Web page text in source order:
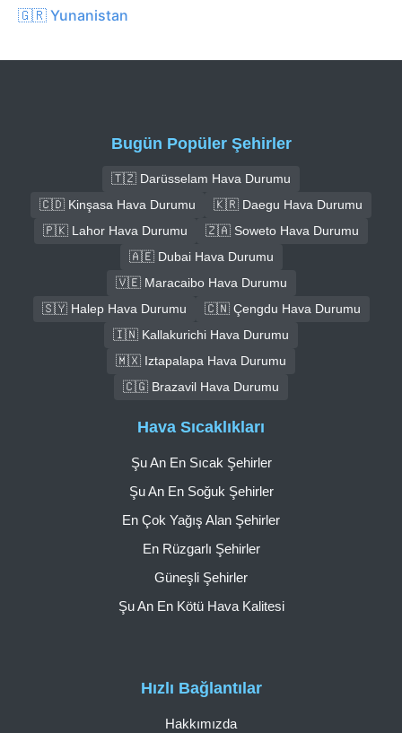
🇬🇷 Yunanistan
Bugün Popüler Şehirler
🇹🇿 Darüsselam Hava Durumu
🇨🇩 Kinşasa Hava Durumu
🇰🇷 Daegu Hava Durumu
🇵🇰 Lahor Hava Durumu
🇿🇦 Soweto Hava Durumu
🇦🇪 Dubai Hava Durumu
🇻🇪 Maracaibo Hava Durumu
🇸🇾 Halep Hava Durumu
🇨🇳 Çengdu Hava Durumu
🇮🇳 Kallakurichi Hava Durumu
🇲🇽 Iztapalapa Hava Durumu
🇨🇬 Brazavil Hava Durumu
Hızlı Bağlantılar
Hakkımızda
Hava Sıcaklıkları
Şu An En Sıcak Şehirler
Şu An En Soğuk Şehirler
En Çok Yağış Alan Şehirler
En Rüzgarlı Şehirler
Güneşli Şehirler
Şu An En Kötü Hava Kalitesi